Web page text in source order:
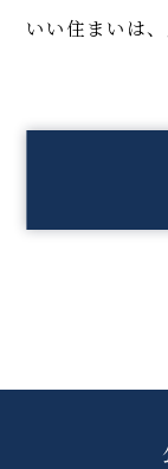
2025.12.14
いい住まいは